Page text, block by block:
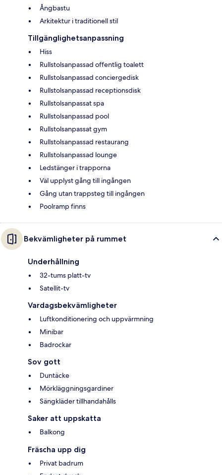
Ångbastu
Arkitektur i traditionell stil
Tillgänglighetsanpassning
Hiss
Rullstolsanpassad offentlig toalett
Rullstolsanpassad conciergedisk
Rullstolsanpassad receptionsdisk
Rullstolsanpassat spa
Rullstolsanpassad pool
Rullstolsanpassat gym
Rullstolsanpassad restaurang
Rullstolsanpassad lounge
Ledstänger i trapporna
Väl upplyst gång till ingången
Gång utan trappsteg till ingången
Poolramp finns
Bekvämligheter på rummet
Underhållning
32-tums platt-tv
Satellit-tv
Vardagsbekvämligheter
Luftkonditionering och uppvärmning
Minibar
Badrockar
Sov gott
Duntäcke
Mörkläggningsgardiner
Sängkläder tillhandahålls
Saker att uppskatta
Balkong
Fräscha upp dig
Privat badrum